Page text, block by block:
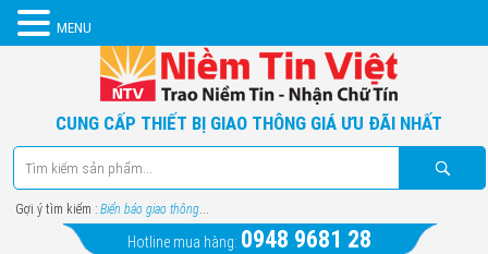
CUNG CẤP THIẾT BỊ GIAO THÔNG GIÁ ƯU ĐÃI NHẤT
Gợi ý tìm kiếm : Biển báo giao thông...
Hotline mua hàng: 0948 9681 28
MENU